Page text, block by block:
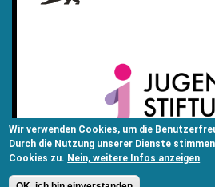
Wir verwenden Cookies, um die
Durch die Nutzung unserer Dienste
Cookies zu. Nein, weitere Infos anzeigen